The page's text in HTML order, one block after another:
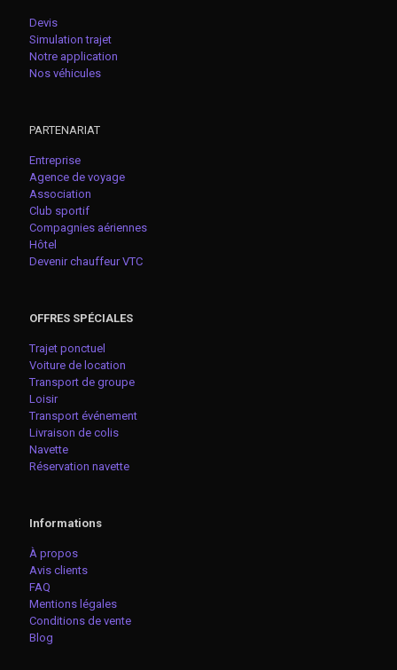
Devis
Simulation trajet
Notre application
Nos véhicules
PARTENARIAT
Entreprise
Agence de voyage
Association
Club sportif
Compagnies aériennes
Hôtel
Devenir chauffeur VTC
OFFRES SPÉCIALES
Trajet ponctuel
Voiture de location
Transport de groupe
Loisir
Transport événement
Livraison de colis
Navette
Réservation navette
Informations
À propos
Avis clients
FAQ
Mentions légales
Conditions de vente
Blog